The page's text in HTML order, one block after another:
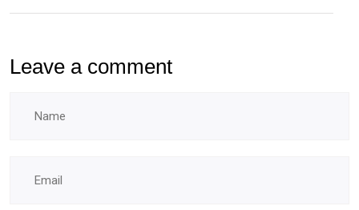
Leave a comment